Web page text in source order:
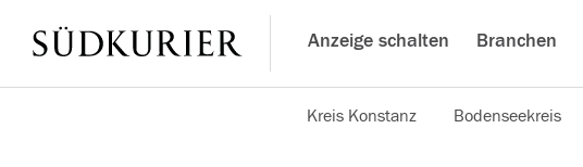
Anzeige schalten Branchen
Kreis Konstanz Bodenseekreis